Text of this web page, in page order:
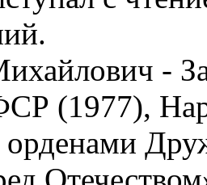
-
(1977),